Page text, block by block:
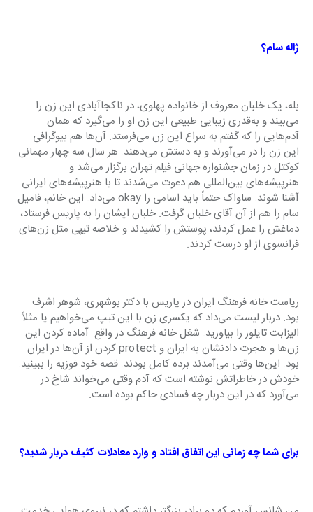
ژاله سام؟
بله، یک خلبان معروف از خانواده پهلوی، در ناکجاآبادی این زن را
می‌بیند و به‌قدری زیبایی طبیعی این زن او را می‌گیرد که همان
آدم‌هایی را که گفتم به سراغ این زن می‌فرستد. آن‌ها هم بیوگرافی
این زن را در می‌آورند و به دستش می‌دهند. هر سال سه چهار مهمانی
کوکتل در زمان جشنواره جهانی فیلم تهران برگزار می‌شد و
هنرپیشه‌های بین‌المللی هم دعوت می‌شدند تا با هنرپیشه‌های ایرانی
آشنا شوند. ساواک حتماً باید اسامی را okay می‌داد. این خانم، فامیل
سام را هم از آن آقای خلبان گرفت. خلبان ایشان را به پاریس فرستاد،
دماغش را عمل کردند، پوستش را کشیدند و خلاصه تیپی مثل زن‌های
فرانسوی از او درست کردند.
ریاست خانه فرهنگ ایران در پاریس با دکتر بوشهری، شوهر اشرف
بود. دربار لیست می‌داد که یکسری زن با این تیپ می‌خواهیم یا مثلاً
الیزابت تایلور را بیاورید. شغل خانه فرهنگ در واقع  آماده کردن این
زن‌ها و هجرت دادنشان به ایران و protect کردن از آن‌ها در ایران
بود. این‌ها وقتی می‌آمدند برده کامل بودند. قصه خود فوزیه را ببینید.
خودش در خاطراتش نوشته است که آدم وقتی می‌خواند شاخ در
می‌آورد که در این دربار چه فسادی حاکم بوده است.
برای شما چه زمانی این اتفاق افتاد و وارد معادلات کثیف دربار شدید؟